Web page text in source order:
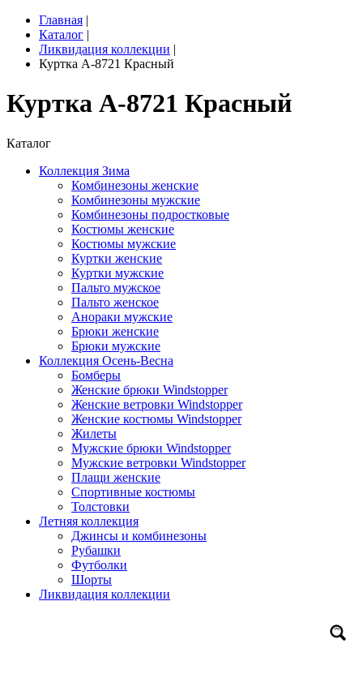
Главная |
Каталог |
Ликвидация коллекции |
Куртка A-8721 Красный
Куртка A-8721 Красный
Каталог
Коллекция Зима
Комбинезоны женские
Комбинезоны мужские
Комбинезоны подростковые
Костюмы женские
Костюмы мужские
Куртки женские
Куртки мужские
Пальто мужское
Пальто женское
Анораки мужские
Брюки женские
Брюки мужские
Коллекция Осень-Весна
Бомберы
Женские брюки Windstopper
Женские ветровки Windstopper
Женские костюмы Windstopper
Жилеты
Мужские брюки Windstopper
Мужские ветровки Windstopper
Плащи женские
Спортивные костюмы
Толстовки
Летняя коллекция
Джинсы и комбинезоны
Рубашки
Футболки
Шорты
Ликвидация коллекции